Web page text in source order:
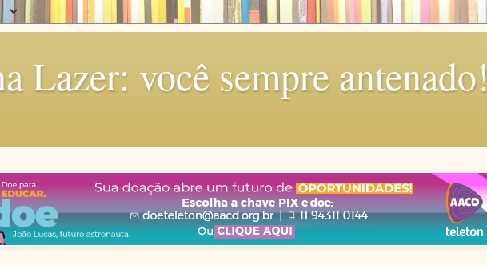
Lazer: você sempre antenado!